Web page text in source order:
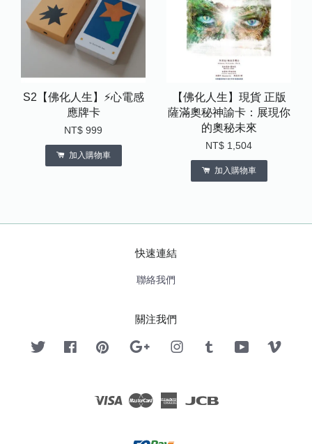
S2【佛化人生】⚡️心電感
應牌卡
NT$ 999
加入購物車
【佛化人生】現貨 正版
薩滿奧秘神諭卡：展現你
的奧秘未來
NT$ 1,504
加入購物車
快速連結
聯絡我們
關注我們
Twitter FacebookPinterest Google InstagramTumblr YouTube
Visa Master American